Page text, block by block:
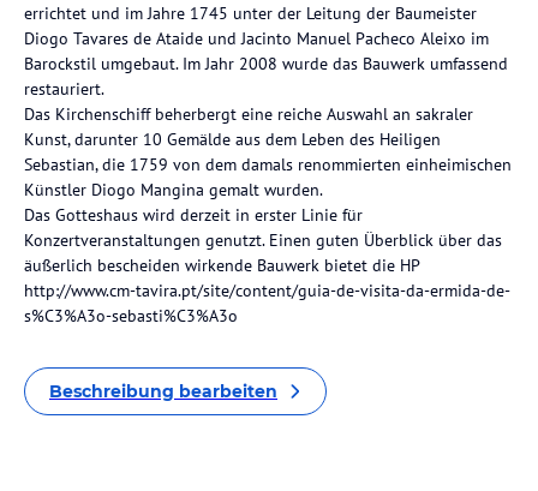
errichtet und im Jahre 1745 unter der Leitung der Baumeister
Diogo Tavares de Ataide und Jacinto Manuel Pacheco Aleixo im
Barockstil umgebaut. Im Jahr 2008 wurde das Bauwerk umfassend
restauriert.
Das Kirchenschiff beherbergt eine reiche Auswahl an sakraler
Kunst, darunter 10 Gemälde aus dem Leben des Heiligen
Sebastian, die 1759 von dem damals renommierten einheimischen
Künstler Diogo Mangina gemalt wurden.
Das Gotteshaus wird derzeit in erster Linie für
Konzertveranstaltungen genutzt. Einen guten Überblick über das
äußerlich bescheiden wirkende Bauwerk bietet die HP
http://www.cm-tavira.pt/site/content/guia-de-visita-da-ermida-de-
s%C3%A3o-sebasti%C3%A3o
Beschreibung bearbeiten